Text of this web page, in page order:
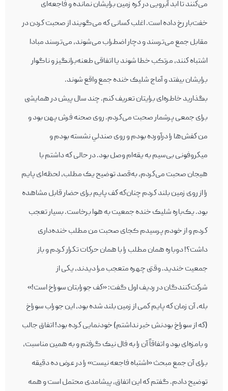
می‌كنند تا ابد آبرويی در كره‌ زمين برايشان نمانده و فاجعه‌ای
خفت‌بار رخ داده است. اغلب كسانی كه می‌گويند از صحبت كردن در
مقابل جمع می‌ترسند و دچار اضطراب می‌شوند، می‌ترسند مبادا
اشتباه كنند، مرتکب خطا شوند یا اتفاقی طعنه‌برانگیز و ناگوار
برایشان بیفتد و آماج شلیک خنده‌ جمع واقع شوند.
بگذاريد خاطره‌‌ای برايتان تعريف كنم. چند سال پيش در همايشی
برای جمعی پرشمار صحبت می‌كردم. روی صحنه فرش پهن بود و
من كفش‌ها را درآورده بودم و روی صندلي نشسته بودم و
ميكروفونی بی‌سيم به يقه‌ام وصل بود. در حالی‌ كه داشتم با
هيجان صحبت می‌كردم، به‌قصد توضيح يک مطلب، لحظه‌ای پايم
را از روی زمين بلند كردم چنان‌كه كف پايم برای حضار قابل مشاهده
بود. يک‌باره شلیک خنده‌ جمعيت به هوا برخاست. بسيار تعجب
كردم و از خودم پرسیدم کجای صحبت من مطلب خنده‌داری
داشت؟! دوباره همان مطلب را با همان حركات تكرار كردم و باز
جمعيت خنديد. وقتی چهره‌ متعجب مرا ‌ديدند، يكی از
شركت‌كنندگان در رديف اول گفت: «كف جورابتان سوراخ است!»
بله، آن زمان كه پايم كمی از زمين بلند شده بود، اين جوراب سوراخ
(كه از سوراخ بودنش خبر نداشتم) خودنمايی كرده بود! اتفاق جالب
و بامزه‌ای بود و اتفاقاً آن را به فال نیک گرفتم و به همین مناسبت،
برای آن جمع مبحث «اشتباه فاجعه نيست» را در عرض ده دقيقه
توضيح دادم. گفتم كه اين اتفاق، پيشامدی محتمل است و همه‌